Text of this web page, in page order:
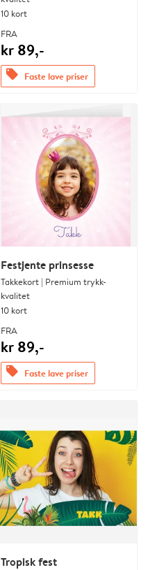
10 kort
FRA
kr 89,-
offers Faste lave priser
Festjente prinsesse
Takkekort | Premium trykk-
kvalitet
10 kort
FRA
kr 89,-
offers Faste lave priser
Tropisk fest